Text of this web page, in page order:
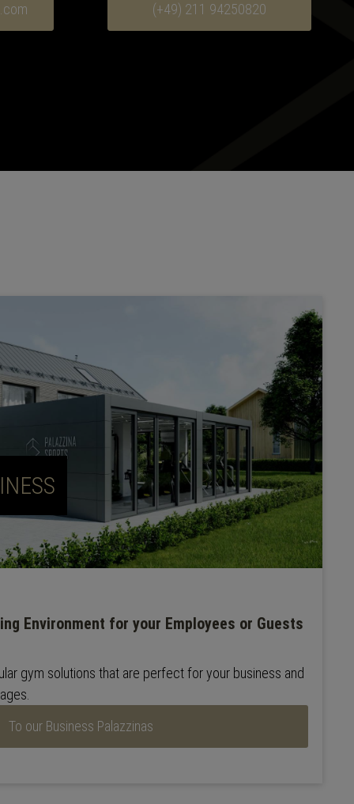
(+49) 211 94250820
Environment for your Employees or Guests
gym solutions that are perfect for your business and
To our Business Palazzinas